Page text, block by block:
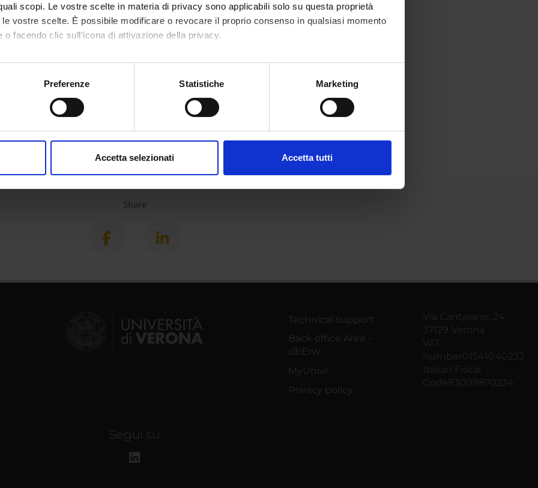
scopi. Le vostre scelte in materia di privacy sono applicabili solo su questa proprietà
vostre scelte. È possibile modificare o revocare il proprio consenso in qualsiasi momento
o facendo clic sull'icona di attivazione della privacy.
anche:
sulla tua posizione geografica, con un'approssimazione di qualche metro,
in qualsiasi momento dalla Dichiarazione sui cookie.
Preferenze Statistiche Marketing
Accetta selezionati Accetta tutti
Share
Technical support
Back office Area -
dbErw
MyUnivr
Privacy policy
Via Cantarane, 24
37129 Verona
VAT
number01541040232
Italian Fiscal
Code93009870234
Segui su